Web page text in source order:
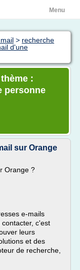
Menu
> recherche
d'une
:
personne
sur Orange
Orange ?
e-mails
c'est
leurs
et des
de recherche,